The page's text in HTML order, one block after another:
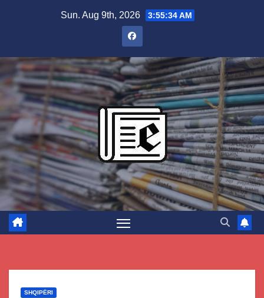
Sun. Aug 9th, 2026 3:55:35 AM
SHQIPËRI